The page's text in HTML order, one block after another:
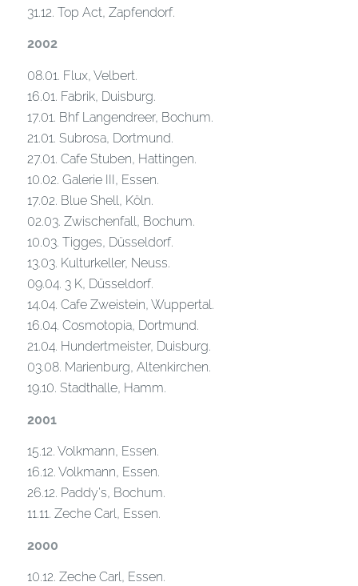
31.12. Top Act, Zapfendorf.
2002
08.01. Flux, Velbert.
16.01. Fabrik, Duisburg.
17.01. Bhf Langendreer, Bochum.
21.01. Subrosa, Dortmund.
27.01. Cafe Stuben, Hattingen.
10.02. Galerie III, Essen.
17.02. Blue Shell, Köln.
02.03. Zwischenfall, Bochum.
10.03. Tigges, Düsseldorf.
13.03. Kulturkeller, Neuss.
09.04. 3 K, Düsseldorf.
14.04. Cafe Zweistein, Wuppertal.
16.04. Cosmotopia, Dortmund.
21.04. Hundertmeister, Duisburg.
03.08. Marienburg, Altenkirchen.
19.10. Stadthalle, Hamm.
2001
15.12. Volkmann, Essen.
16.12. Volkmann, Essen.
26.12. Paddy’s, Bochum.
11.11. Zeche Carl, Essen.
2000
10.12. Zeche Carl, Essen.